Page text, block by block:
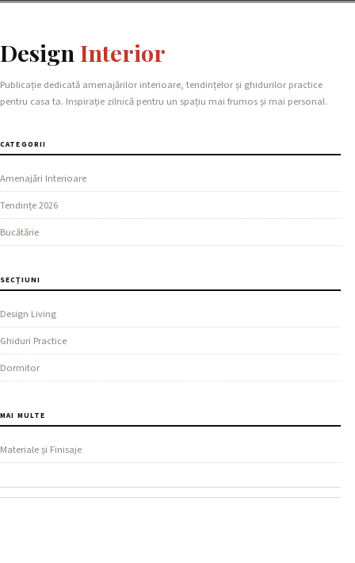
Design Interior
Publicație dedicată amenajărilor interioare, tendințelor și ghidurilor practice
pentru casa ta. Inspirație zilnică pentru un spațiu mai frumos și mai personal.
CATEGORII
Amenajări Interioare
Tendințe 2026
Bucătărie
SECȚIUNI
Design Living
Ghiduri Practice
Dormitor
MAI MULTE
Materiale și Finisaje